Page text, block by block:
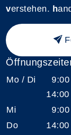
verstehen. h
Mo / Di
Mi
Do